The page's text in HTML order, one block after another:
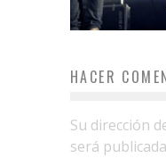
HACER
Su dirección
será